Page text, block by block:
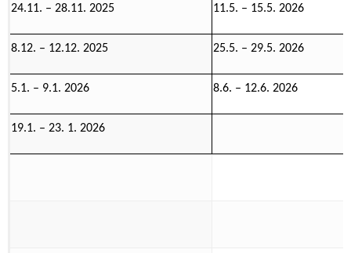
24.11. – 28.11. 2025 11.5. – 15.5. 2026
8.12. – 12.12. 2025 25.5. – 29.5. 2026
5.1. – 9.1. 2026 8.6. – 12.6. 2026
19.1. – 23. 1. 2026